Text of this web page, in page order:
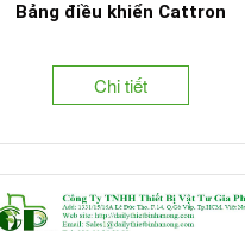
Bảng điều khiển Cattron
Chi tiết